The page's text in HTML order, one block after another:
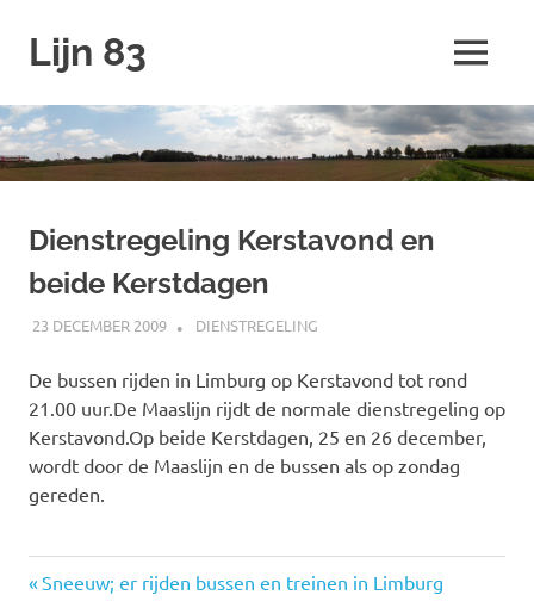
naar
inhoud
Lijn 83 MENU
Dienstregeling Kerstavond en
beide Kerstdagen
23 DECEMBER 2009 JOHAN
DIENSTREGELING
De bussen rijden in Limburg op Kerstavond tot rond
21.00 uur.De Maaslijn rijdt de normale dienstregeling op
Kerstavond.Op beide Kerstdagen, 25 en 26 december,
wordt door de Maaslijn en de bussen als op zondag
gereden.
Vorige
Sneeuw; er rijden bussen en treinen in Limburg